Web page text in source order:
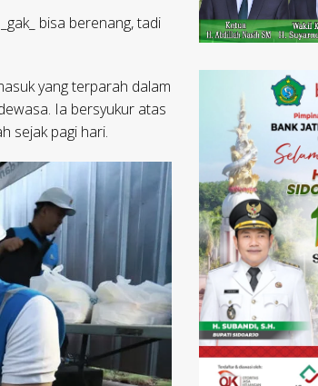
bisa berenang, tadi
yang terparah dalam
Ia bersyukur atas
sejak pagi hari.